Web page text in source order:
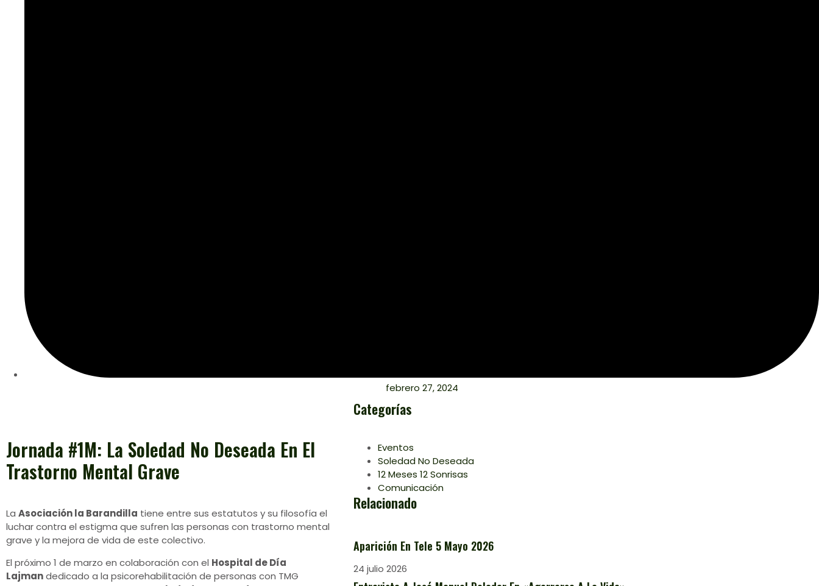
febrero 27, 2024
Jornada #1M: La Soledad No Deseada En El
Trastorno Mental Grave
La Asociación la Barandilla tiene entre sus estatutos y su filosofía el
luchar contra el estigma que sufren las personas con trastorno mental
grave y la mejora de vida de este colectivo.
El próximo 1 de marzo en colaboración con el Hospital de Día
Lajmandedicado a la psicorehabilitación de personas con TMG
Categorías
Eventos
Soledad No Deseada
12 Meses 12 Sonrisas
Comunicación
Relacionado
Aparición En Tele 5 Mayo 2026
24 julio 2026